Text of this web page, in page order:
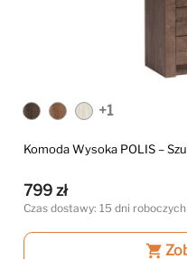
+1
Komoda Wysoka POLIS –
799 zł
Czas dostawy: 15 dni roboczych
shopping_cart